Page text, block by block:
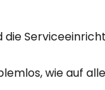
die
wie auf